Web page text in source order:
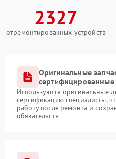
2327
отремонтированных устройств
Оригинальные
сертифицированные
Используются оригинальные
сертификацию специалисты,
работу после ремонта и
обязательств